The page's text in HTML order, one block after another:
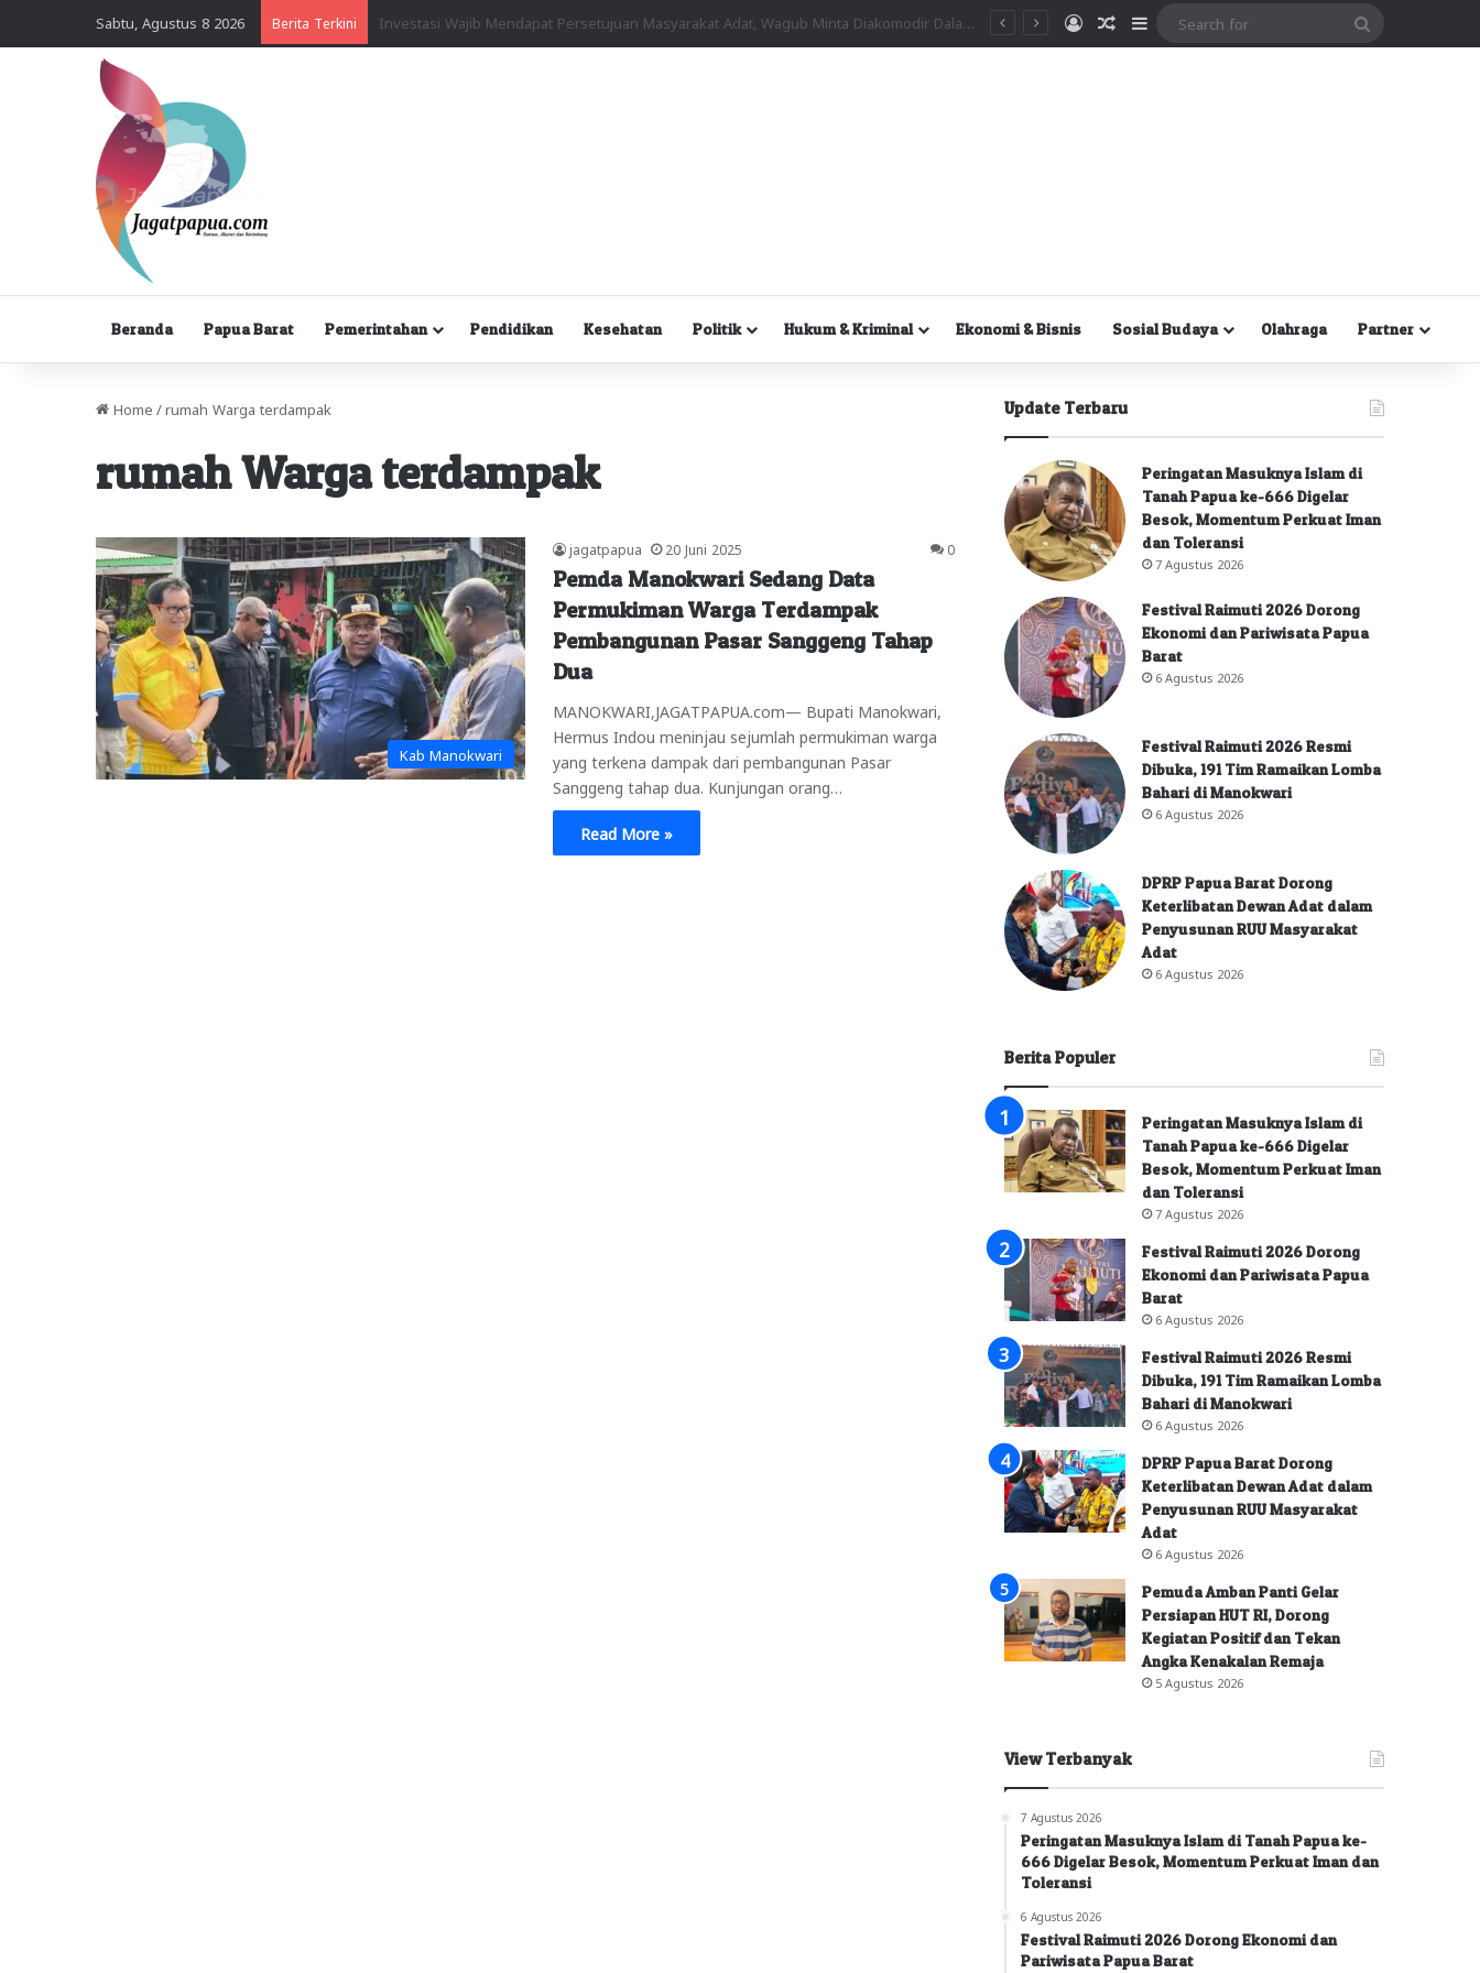
Sabtu, Agustus 8 2026 Berita Terkini MasukRandom Article
Sidebar
Beranda Papua Barat Pemerintahan Pendidikan Kesehatan Politik Hukum & Kriminal Ekonomi & Bisnis Sosial Budaya Olahraga Partner
Home / rumah Warga terdampak
rumah Warga terdampak
Kab Manokwari
jagatpapua 20 Juni 2025 0
Pemda Manokwari Sedang Data
Permukiman Warga Terdampak
Pembangunan Pasar Sanggeng Tahap
Dua
MANOKWARI,JAGATPAPUA.com— Bupati Manokwari,
Hermus Indou meninjau sejumlah permukiman warga
yang terkena dampak dari pembangunan Pasar
Sanggeng tahap dua. Kunjungan orang…
Read More »
Update Terbaru
Peringatan Masuknya Islam di
Tanah Papua ke-666 Digelar
Besok, Momentum Perkuat Iman
dan Toleransi
7 Agustus 2026
Festival Raimuti 2026 Dorong
Ekonomi dan Pariwisata Papua
Barat
6 Agustus 2026
Festival Raimuti 2026 Resmi
Dibuka, 191 Tim Ramaikan Lomba
Bahari di Manokwari
6 Agustus 2026
DPRP Papua Barat Dorong
Keterlibatan Dewan Adat dalam
Penyusunan RUU Masyarakat
Adat
6 Agustus 2026
Berita Populer
Peringatan Masuknya Islam di
Tanah Papua ke-666 Digelar
Besok, Momentum Perkuat Iman
dan Toleransi
7 Agustus 2026
Festival Raimuti 2026 Dorong
Ekonomi dan Pariwisata Papua
Barat
6 Agustus 2026
Festival Raimuti 2026 Resmi
Dibuka, 191 Tim Ramaikan Lomba
Bahari di Manokwari
6 Agustus 2026
DPRP Papua Barat Dorong
Keterlibatan Dewan Adat dalam
Penyusunan RUU Masyarakat
Adat
6 Agustus 2026
Pemuda Amban Panti Gelar
Persiapan HUT RI, Dorong
Kegiatan Positif dan Tekan
Angka Kenakalan Remaja
5 Agustus 2026
View Terbanyak
7 Agustus 2026
Peringatan Masuknya Islam di Tanah Papua ke-
666 Digelar Besok, Momentum Perkuat Iman dan
Toleransi
6 Agustus 2026
Festival Raimuti 2026 Dorong Ekonomi dan
Pariwisata Papua Barat